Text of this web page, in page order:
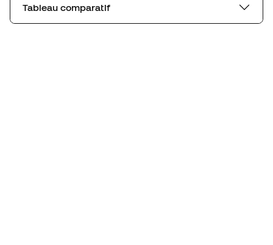
Tableau comparatif